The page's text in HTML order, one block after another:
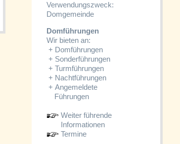
Verwendungszweck:
Domgemeinde
Domführungen
Wir bieten an:
+ Domführungen
+ Sonderführungen
+ Turmführungen
+ Nachtführungen
+ Angemeldete
Führungen
Weiter führende
Informationen
Termine